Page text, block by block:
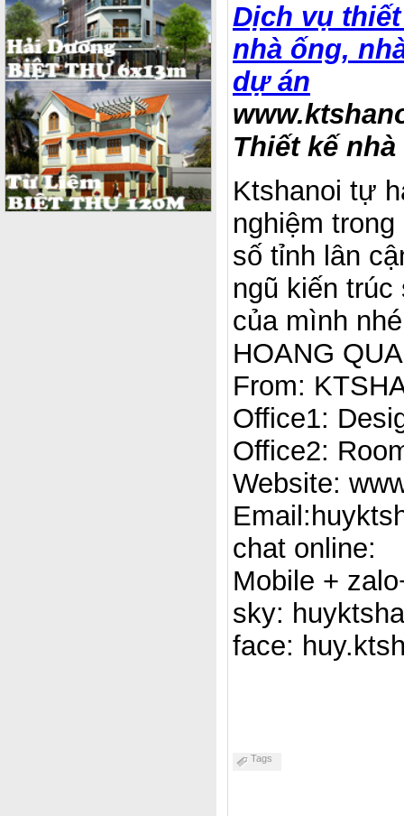
Dịch vụ
nhà ống,
dự án
Thiết kế
Ktshanoi tự
nghiệm
số tỉnh lân
ngũ kiến
của mình
HOANG
From:
Office1:
Office2:
Website:
chat online:
Mobile +
sky:
face:
Tags